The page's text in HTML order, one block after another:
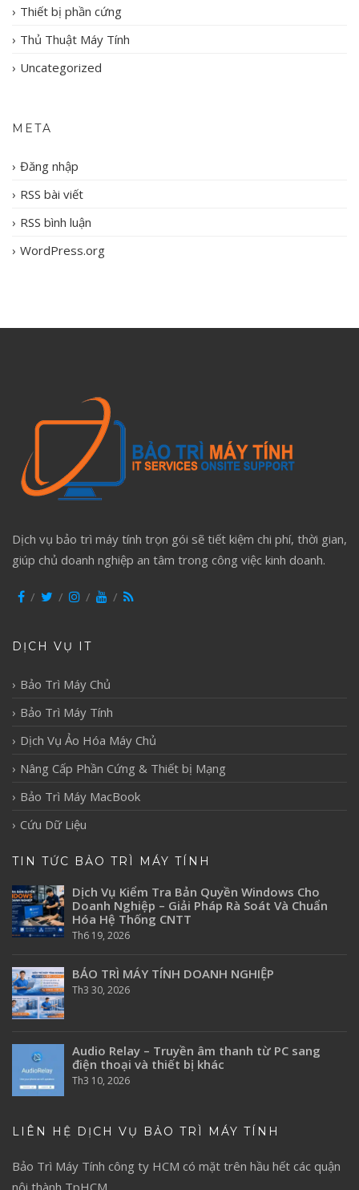
Thiết bị phần cứng
Thủ Thuật Máy Tính
Uncategorized
META
Đăng nhập
RSS bài viết
RSS bình luận
WordPress.org
Dịch vụ bảo trì máy tính trọn gói sẽ tiết kiệm chi phí, thời gian,
giúp chủ doanh nghiệp an tâm trong công việc kinh doanh.
DỊCH VỤ IT
Bảo Trì Máy Chủ
Bảo Trì Máy Tính
Dịch Vụ Ảo Hóa Máy Chủ
Nâng Cấp Phần Cứng & Thiết bị Mạng
Bảo Trì Máy MacBook
Cứu Dữ Liệu
TIN TỨC BẢO TRÌ MÁY TÍNH
Dịch Vụ Kiểm Tra Bản Quyền Windows Cho
Doanh Nghiệp – Giải Pháp Rà Soát Và Chuẩn
Hóa Hệ Thống CNTT
Th6 19, 2026
BẢO TRÌ MÁY TÍNH DOANH NGHIỆP
Th3 30, 2026
Audio Relay – Truyền âm thanh từ PC sang
điện thoại và thiết bị khác
Th3 10, 2026
LIÊN HỆ DỊCH VỤ BẢO TRÌ MÁY TÍNH
Bảo Trì Máy Tính công ty HCM có mặt trên hầu hết các quận